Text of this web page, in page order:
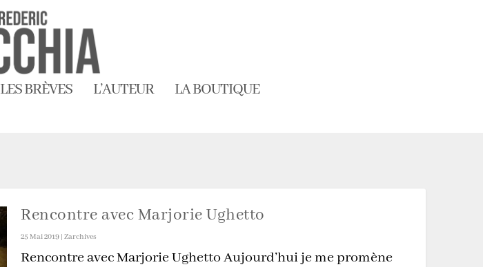
LES BRÈVES L’AUTEUR LA BOUTIQUE
Rencontre avec Marjorie Ughetto
25 Mai 2019 | Zarchives
Rencontre avec Marjorie Ughetto Aujourd’hui je me promène